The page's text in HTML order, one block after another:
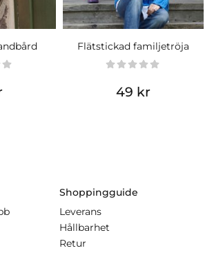
Flätstickad familjetröja
49 kr
Shoppingguide
Leverans
Hållbarhet
Retur